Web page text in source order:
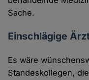
Sache.
Einschlägige
Es wäre
Standeskollegen,